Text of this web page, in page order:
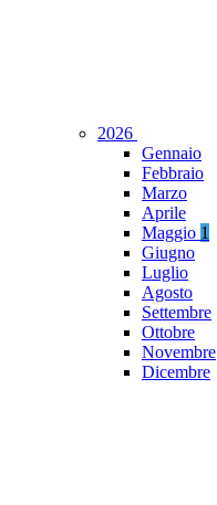
2026
Gennaio
Febbraio
Marzo
Aprile
Maggio 1
Giugno
Luglio
Agosto
Settembre
Ottobre
Novembre
Dicembre